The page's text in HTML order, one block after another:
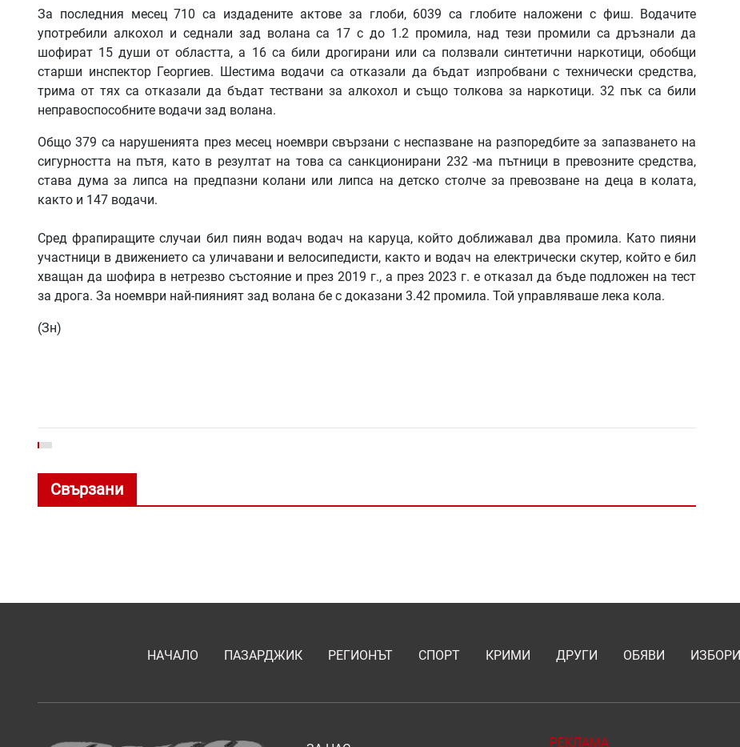
За последния месец 710 са издадените актове за глоби, 6039 са глобите наложени с фиш. Водачите
употребили алкохол и седнали зад волана са 17 с до 1.2 промила, над тези промили са дръзнали да
шофират 15 души от областта, а 16 са били дрогирани или са ползвали синтетични наркотици, обобщи
старши инспектор Георгиев. Шестима водачи са отказали да бъдат изпробвани с технически средства,
трима от тях са отказали да бъдат тествани за алкохол и също толкова за наркотици. 32 пък са били
неправоспособните водачи зад волана.
Общо 379 са нарушенията през месец ноември свързани с неспазване на разпоредбите за запазването на
сигурността на пътя, като в резултат на това са санкционирани 232 -ма пътници в превозните средства,
става дума за липса на предпазни колани или липса на детско столче за превозване на деца в колата,
както и 147 водачи.
Сред фрапиращите случаи бил пиян водач водач на каруца, който доближавал два промила. Като пияни
участници в движението са уличавани и велосипедисти, както и водач на електрически скутер, който е бил
хващан да шофира в нетрезво състояние и през 2019 г., а през 2023 г. е отказал да бъде подложен на тест
за дрога. За ноември най-пияният зад волана бе с доказани 3.42 промила. Той управляваше лека кола.
(Зн)
Свързани
НАЧАЛО ПАЗАРДЖИК РЕГИОНЪТ СПОРТ КРИМИ ДРУГИ ОБЯВИ ИЗБОРИ
РЕКЛАМА